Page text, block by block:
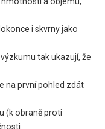
i skvrny jako
tak ukazují, že
na první pohled zdát
(k obraně proti